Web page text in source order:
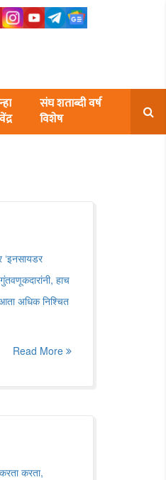
संघ शताब्दी वर्ष
विशेष
‌‘इनसायडर
हाच
अधिक निश्चित
Read More
करता,